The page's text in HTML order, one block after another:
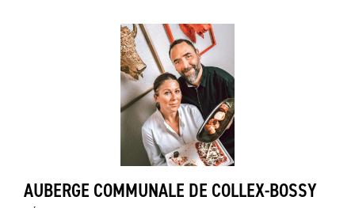
AUBERGE COMMUNALE DE COLLEX-BOSSY